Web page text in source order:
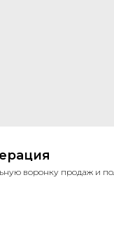
во­рон­ку про­даж и